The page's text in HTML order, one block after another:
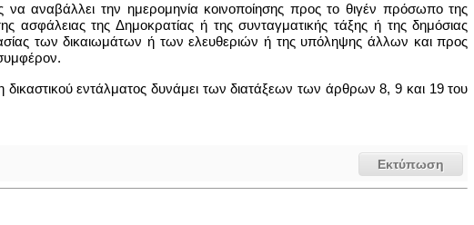
να αναβάλλει την ημερομηνία κοινοποίησης προς το θιγέν πρόσωπο της
ασφάλειας της Δημοκρατίας ή της συνταγματικής τάξης ή της δημόσιας
των δικαιωμάτων ή των ελευθεριών ή της υπόληψης άλλων και προς
δικαστικού εντάλματος δυνάμει των διατάξεων των άρθρων 8, 9 και 19 του
Εκτύπωση